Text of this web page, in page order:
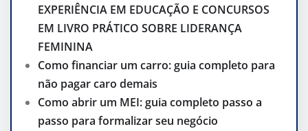
EXPERIÊNCIA EM EDUCAÇÃO E CONCURSOS
EM LIVRO PRÁTICO SOBRE LIDERANÇA
FEMININA
Como financiar um carro: guia completo para
não pagar caro demais
Como abrir um MEI: guia completo passo a
passo para formalizar seu negócio